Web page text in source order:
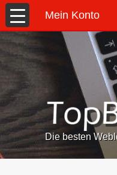
Mein Konto
Die besten